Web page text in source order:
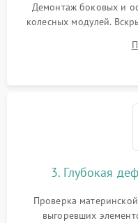
Демонтаж боковых и
колесных модулей.
очистка внутренних
скопившейся
3. Глубокая
Проверка
выгоревших